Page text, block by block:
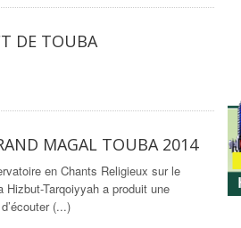
DE TOUBA
MAGAL TOUBA 2014
en Chants Religieux sur le
Tarqoiyyah a produit une
(...)